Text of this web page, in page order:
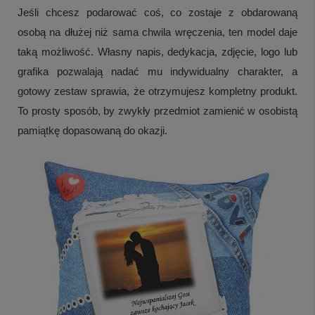
Jeśli chcesz podarować coś, co zostaje z obdarowaną
osobą na dłużej niż sama chwila wręczenia, ten model daje
taką możliwość. Własny napis, dedykacja, zdjęcie, logo lub
grafika pozwalają nadać mu indywidualny charakter, a
gotowy zestaw sprawia, że otrzymujesz kompletny produkt.
To prosty sposób, by zwykły przedmiot zamienić w osobistą
pamiątkę dopasowaną do okazji.